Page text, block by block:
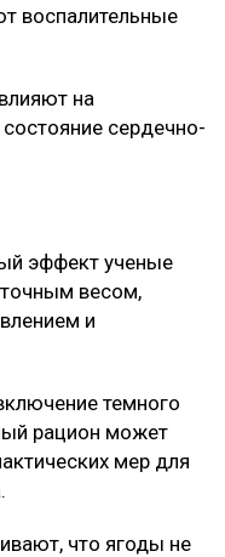
воспалительные
на
сердечно-
эффект ученые
весом,
и
темного
рацион может
мер для
что ягоды не